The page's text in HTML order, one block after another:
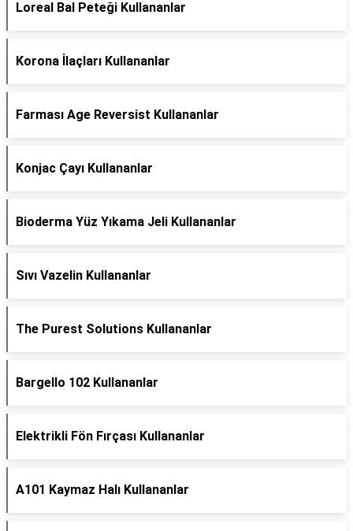
Loreal Bal Peteği Kullananlar
Korona İlaçları Kullananlar
Farması Age Reversist Kullananlar
Konjac Çayı Kullananlar
Bioderma Yüz Yıkama Jeli Kullananlar
Sıvı Vazelin Kullananlar
The Purest Solutions Kullananlar
Bargello 102 Kullananlar
Elektrikli Fön Fırçası Kullananlar
A101 Kaymaz Halı Kullananlar